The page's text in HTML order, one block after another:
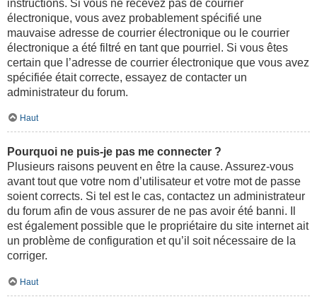
instructions. Si vous ne recevez pas de courrier
électronique, vous avez probablement spécifié une
mauvaise adresse de courrier électronique ou le courrier
électronique a été filtré en tant que pourriel. Si vous êtes
certain que l’adresse de courrier électronique que vous avez
spécifiée était correcte, essayez de contacter un
administrateur du forum.
Haut
Pourquoi ne puis-je pas me connecter ?
Plusieurs raisons peuvent en être la cause. Assurez-vous
avant tout que votre nom d’utilisateur et votre mot de passe
soient corrects. Si tel est le cas, contactez un administrateur
du forum afin de vous assurer de ne pas avoir été banni. Il
est également possible que le propriétaire du site internet ait
un problème de configuration et qu’il soit nécessaire de la
corriger.
Haut